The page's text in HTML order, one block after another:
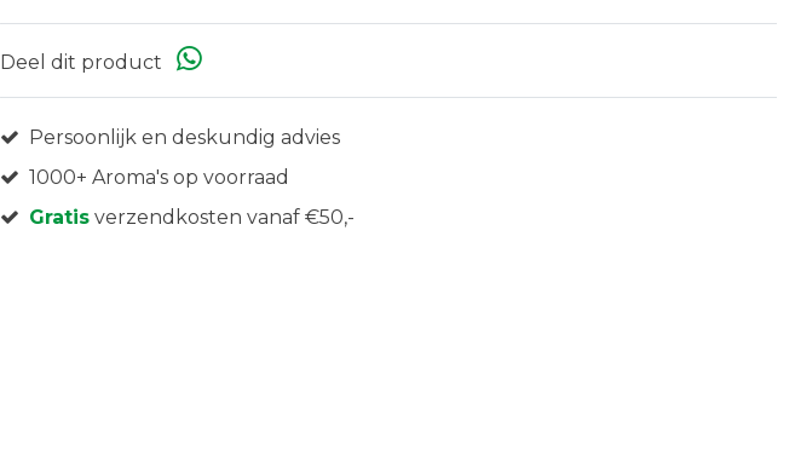
Deel dit product
Persoonlijk en deskundig advies
1000+ Aroma's op voorraad
Gratis verzendkosten vanaf €50,-